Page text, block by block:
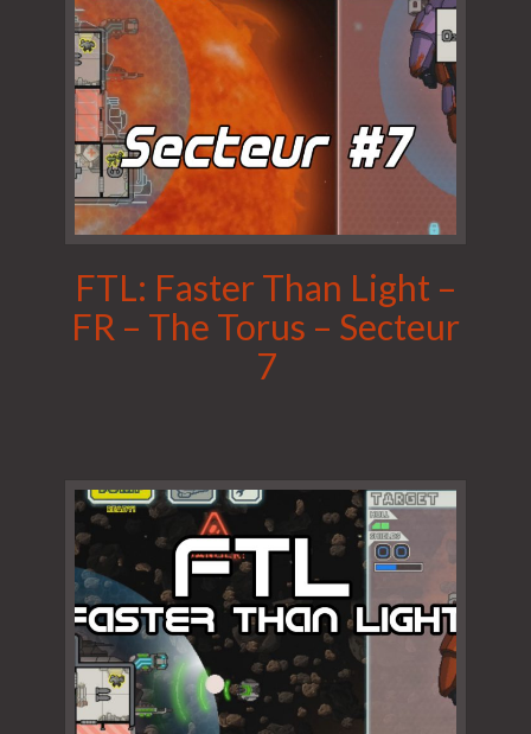
FTL: Faster Than Light –
FR – The Torus – Secteur
7